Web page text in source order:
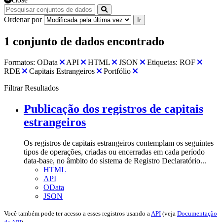
Ordenar por Ir
1 conjunto de dados encontrado
Formatos: OData API HTML JSON Etiquetas: ROF
RDE
Capitais Estrangeiros
Portfólio
Filtrar Resultados
Publicação dos registros de capitais
estrangeiros
Os registros de capitais estrangeiros contemplam os seguintes
tipos de operações, criadas ou encerradas em cada período
data-base, no âmbito do sistema de Registro Declaratório...
HTML
API
OData
JSON
Você também pode ter acesso a esses registros usando a API (veja Documentação